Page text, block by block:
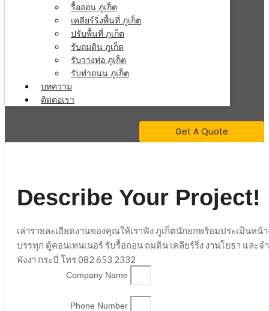
รื้อถอน ภูเก็ต
เคลียร์ริ่งพื้นที่ ภูเก็ต
ปรับพื้นที่ ภูเก็ต
รับถมดิน ภูเก็ต
รับวางท่อ ภูเก็ต
รับทำถนน ภูเก็ต
บทความ
ติดต่อเรา
Get A Quote
Describe Your Project!
เล่ารายละเอียดงานของคุณให้เราฟัง ภูเก็ตนักยกพร้อมประเมินหน้
บรรทุก ตู้คอนเทนเนอร์ รับรื้อถอน ถมดิน เคลียร์ริ่ง งานโยธา และ
พังงา กระบี่ โทร 082 653 2332
Company Name
Phone Number